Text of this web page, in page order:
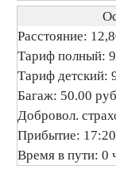
Расстояние:
Тариф полный:
Тариф детский:
Багаж: 50.00
Добровол.
Прибытие: 17:20
Время в пути: 0